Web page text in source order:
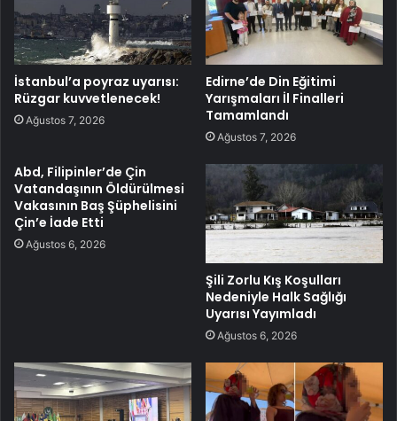
İstanbul’a poyraz uyarısı:
Rüzgar kuvvetlenecek!
Ağustos 7, 2026
Edirne’de Din Eğitimi
Yarışmaları İl Finalleri
Tamamlandı
Ağustos 7, 2026
Abd, Filipinler’de Çin
Vatandaşının Öldürülmesi
Vakasının Baş Şüphelisini
Çin’e İade Etti
Ağustos 6, 2026
Şili Zorlu Kış Koşulları
Nedeniyle Halk Sağlığı
Uyarısı Yayımladı
Ağustos 6, 2026